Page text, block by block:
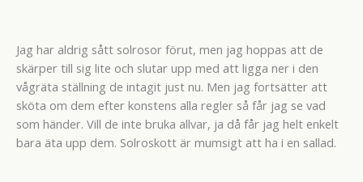
Jag har aldrig sått solrosor förut, men jag hoppas att de
skärper till sig lite och slutar upp med att ligga ner i den
vågräta ställning de intagit just nu. Men jag fortsätter att
sköta om dem efter konstens alla regler så får jag se vad
som händer. Vill de inte bruka allvar, ja då får jag helt enkelt
bara äta upp dem. Solroskott är mumsigt att ha i en sallad.